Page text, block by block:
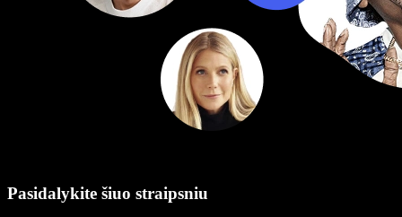
Pasidalykite šiuo straipsniu